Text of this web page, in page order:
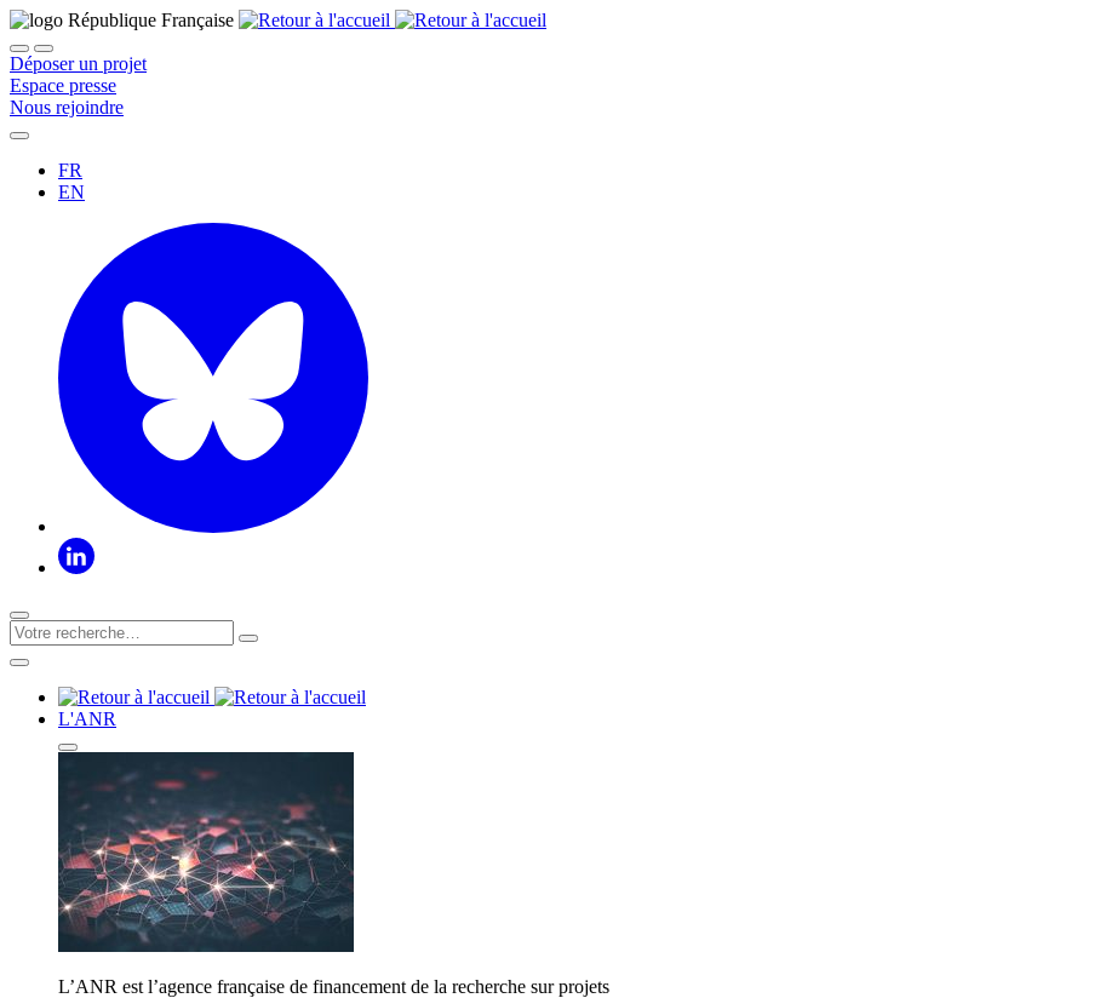
Déposer un projet
Espace presse
Nous rejoindre
FR
EN
L'ANR
L’ANR est l’agence française de financement de la recherche sur projets